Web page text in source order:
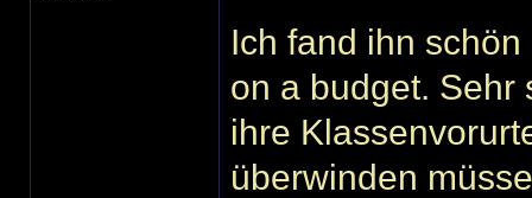
Ich fand ihn
on a budget. Sehr
ihre
überwinden